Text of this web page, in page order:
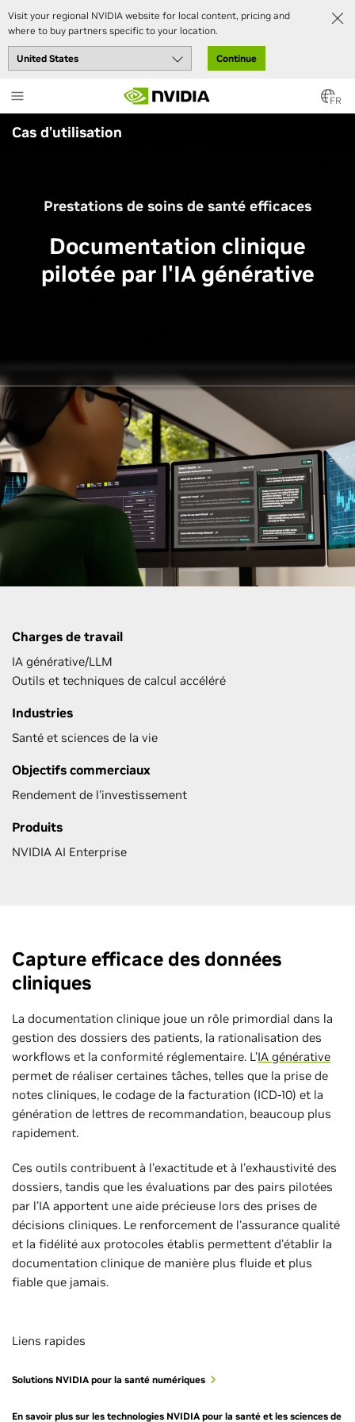
Visit your regional NVIDIA website for local content, pricing and
where to buy partners specific to your location.
Continue
to
main
content
FR
Cas d'utilisation
Prestations de soins de santé efficaces
Documentation clinique
pilotée par l'IA générative
Charges de travail
IA générative/LLM
Outils et techniques de calcul accéléré
Industries
Santé et sciences de la vie
Objectifs commerciaux
Rendement de l'investissement
Produits
NVIDIA AI Enterprise
Capture efficace des données
cliniques
La documentation clinique joue un rôle primordial dans la
gestion des dossiers des patients, la rationalisation des
workflows et la conformité réglementaire. L’IA générative
permet de réaliser certaines tâches, telles que la prise de
notes cliniques, le codage de la facturation (ICD-10) et la
génération de lettres de recommandation, beaucoup plus
rapidement.
Ces outils contribuent à l'exactitude et à l'exhaustivité des
dossiers, tandis que les évaluations par des pairs pilotées
par l'IA apportent une aide précieuse lors des prises de
décisions cliniques. Le renforcement de l'assurance qualité
et la fidélité aux protocoles établis permettent d'établir la
documentation clinique de manière plus fluide et plus
fiable que jamais.
Liens rapides
Solutions NVIDIA pour la santé numériques
En savoir plus sur les technologies NVIDIA pour la santé et les sciences de